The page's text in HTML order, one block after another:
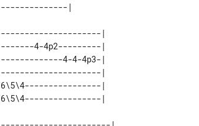
|
4-4p2---------|
4-4-4p3-|
|
6\5\4----------------|